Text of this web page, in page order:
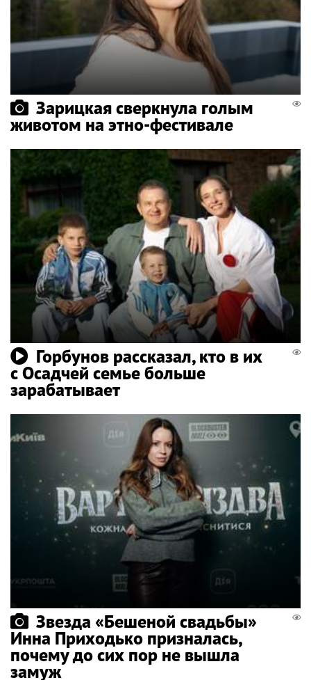
Зарицкая сверкнула голым
животом на этно-фестивале
Горбунов рассказал, кто в их
с Осадчей семье больше
зарабатывает
Звезда «Бешеной свадьбы»
Инна Приходько призналась,
почему до сих пор не вышла
замуж